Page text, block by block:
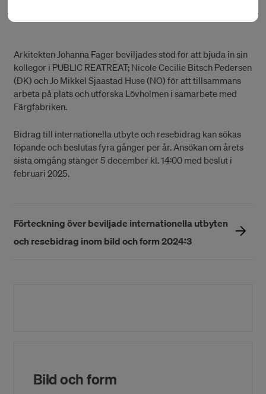
Arkitekten Johanna Fager beviljades stöd för att bjuda in sin
kollegor i PUBLIC REATREAT; Nicole Cecilie Bitsch Pedersen
(DK) och Jo Mikkel Sjaastad Huse (NO) för att tillsammans
arbeta på plats och utforska Lövholmen i samarbete med
Färgfabriken.
Bidrag till internationella utbyte och resebidrag kan sökas
löpande och beslutas fyra gånger per år. Ansökan om årets
sista omgång stänger 5 december kl. 14:00 med beslut i
februari 2025.
Förteckning över beviljade internationella utbyten
och resebidrag inom bild och form 2024:3
Bild och form